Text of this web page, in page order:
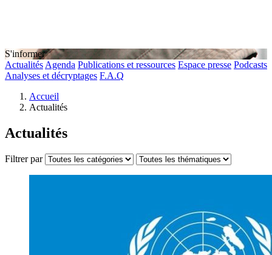
S'informer
Actualités Agenda Publications et ressources Espace presse Podcasts
Analyses et décryptages F.A.Q
Accueil
Actualités
Actualités
Filtrer par